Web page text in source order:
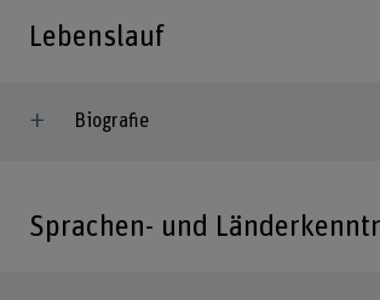
Lebenslauf
Biografie
Sprachen- und